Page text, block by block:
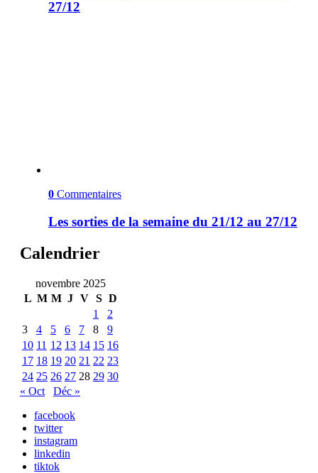
27/12
0 Commentaires
Les sorties de la semaine du 21/12 au 27/12
Calendrier
novembre 2025
L M M J V S D
1
2
3
4 5 6 7 8
9
10 11 12 13 14 15 16
17 18 19 20 21 22 23
24 25 26 27 28 29 30
« Oct
Déc »
facebook
twitter
instagram
linkedin
tiktok